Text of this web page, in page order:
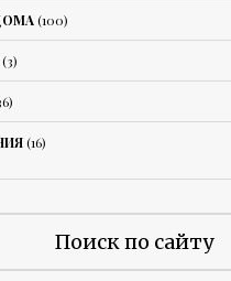
(100)
(3)
(16)
Поиск по сайту